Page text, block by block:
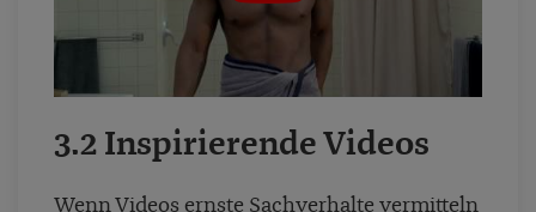
3.2 Inspirierende Videos
Wenn Videos ernste Sachverhalte vermitteln